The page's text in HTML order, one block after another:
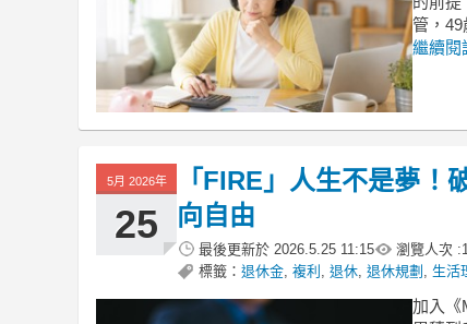
管，
繼續閱
5月 2026年
25
「FIRE」人生不是夢
向自由
最後更新於 2026.5.25 11:15 瀏覽人次 :
標籤： 退休金 複利 退休 退休規劃 生活
加入《